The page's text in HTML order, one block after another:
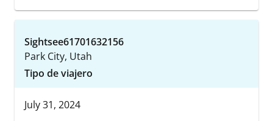
Sightsee61701632156
Park City, Utah
Tipo de viajero
July 31, 2024